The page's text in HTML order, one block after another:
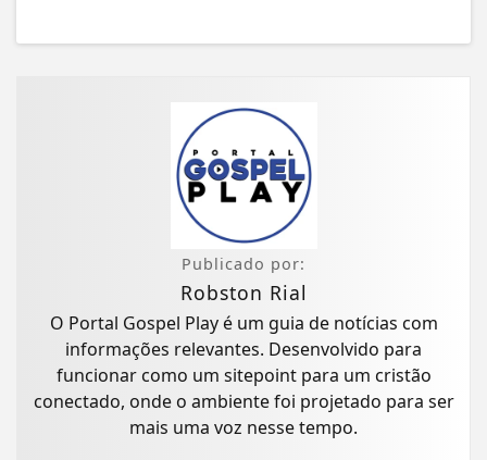
Publicado por:
Robston Rial
O Portal Gospel Play é um guia de notícias com
informações relevantes. Desenvolvido para
funcionar como um sitepoint para um cristão
conectado, onde o ambiente foi projetado para ser
mais uma voz nesse tempo.